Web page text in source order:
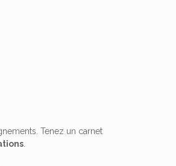
Tenez un carnet